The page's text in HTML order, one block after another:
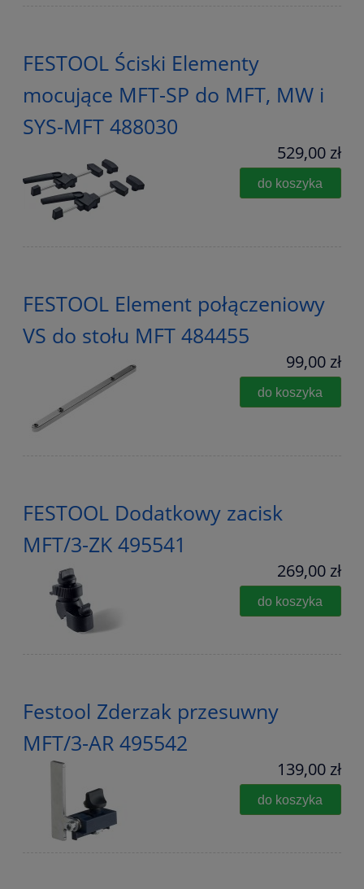
FESTOOL Ściski Elementy
mocujące MFT-SP do MFT, MW i
SYS-MFT 488030
529,00 zł
do koszyka
FESTOOL Element połączeniowy
VS do stołu MFT 484455
99,00 zł
do koszyka
FESTOOL Dodatkowy zacisk
MFT/3-ZK 495541
269,00 zł
do koszyka
Festool Zderzak przesuwny
MFT/3-AR 495542
139,00 zł
do koszyka